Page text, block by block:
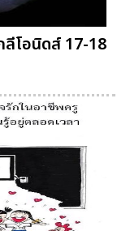
โอนิดส์ 17-18